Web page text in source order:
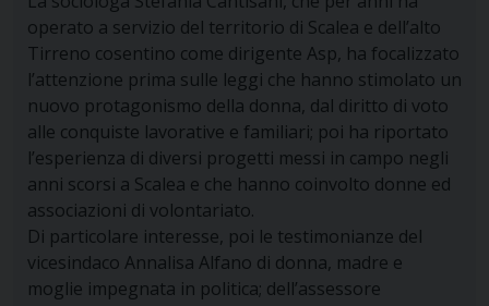
operato a servizio del territorio di Scalea e dell’alto
Tirreno cosentino come dirigente Asp, ha focalizzato
l’attenzione prima sulle leggi che hanno stimolato un
nuovo protagonismo della donna, dal diritto di voto
alle conquiste lavorative e familiari; poi ha riportato
l’esperienza di diversi progetti messi in campo negli
anni scorsi a Scalea e che hanno coinvolto donne ed
associazioni di volontariato.
Di particolare interesse, poi le testimonianze del
vicesindaco Annalisa Alfano di donna, madre e
moglie impegnata in politica; dell’assessore